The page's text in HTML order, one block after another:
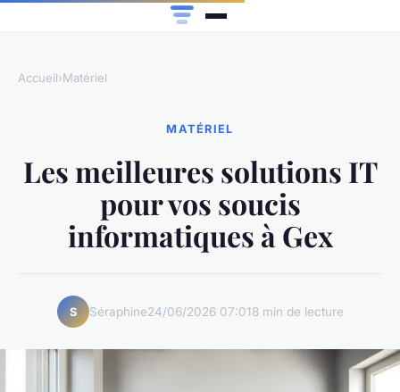
Accueil›Matériel
MATÉRIEL
Les meilleures solutions IT
pour vos soucis
informatiques à Gex
S Séraphine24/06/2026 07:018 min de lecture